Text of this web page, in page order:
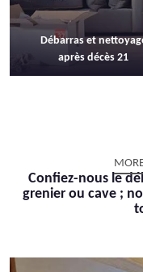
Débarras et
après décès 21
Confiez-nous le
grenier ou cave ;